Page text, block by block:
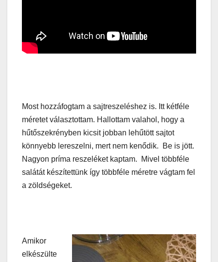
Most hozzáfogtam a sajtreszeléshez is. Itt kétféle
méretet választottam. Hallottam valahol, hogy a
hűtőszekrényben kicsit jobban lehűtött sajtot
könnyebb lereszelni, mert nem kenődik. Be is jött.
Nagyon príma reszeléket kaptam. Mivel többféle
salátát készítettünk így többféle méretre vágtam fel
a zöldségeket.
Amikor
elkészülte